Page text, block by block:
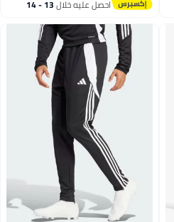
احصل عليه خلال 13 - 14